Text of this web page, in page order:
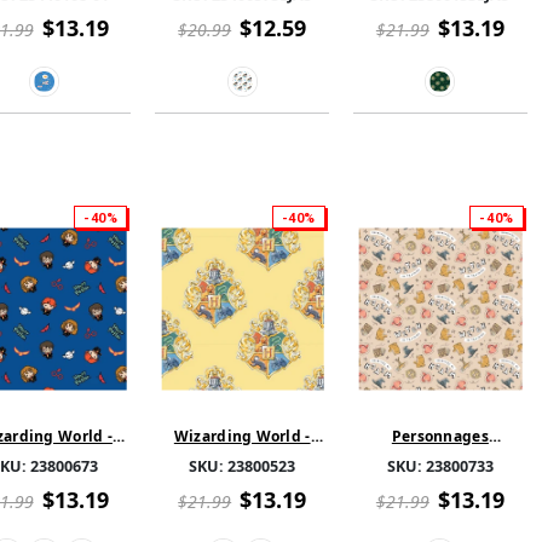
- Bleu$13.19 $20.99 $12.59
Vert
$21.99 $13.19
-40%
World -
Trio Kawaii
23800673
$13.19
-40%
Wizarding World -
à l'aquarelle Coton
SKU:23800523
$21.99 $13.19
-40%
Personnages
en Formation - Abricot
SKU: 23800733
$21.99 $13.19